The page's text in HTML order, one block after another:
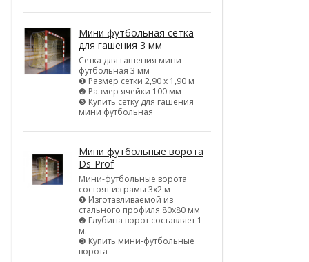
Мини футбольная сетка
для гашения 3 мм
Сетка для гашения мини
футбольная 3 мм
❶ Размер сетки 2,90 х 1,90 м
❷ Размер ячейки 100 мм
❸ Купить сетку для гашения
мини футбольная
Мини футбольные ворота
Ds-Prof
Мини-футбольные ворота
состоят из рамы 3х2 м
❶ Изготавливаемой из
стального профиля 80х80 мм
❷ Глубина ворот составляет 1
м.
❸ Купить мини-футбольные
ворота